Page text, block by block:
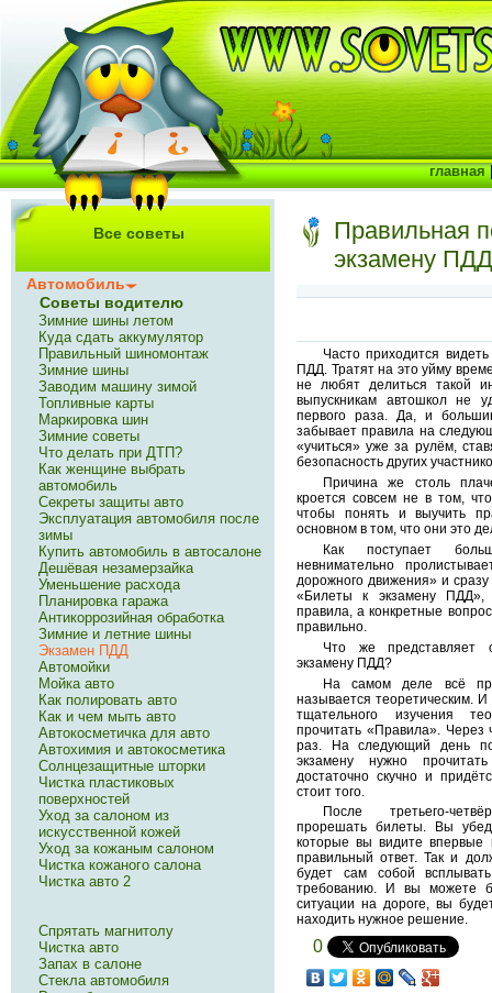
Правильная
экзамену
Часто приходится
ПДД. Тратят на это уйму
не любят делиться такой
выпускникам автошкол не
первого раза. Да, и
забывает правила на
«учиться» уже за рулём,
безопасность других
Причина же столь
кроется совсем не в том,
чтобы понять и выучить
основном в том, что они это
Как поступает
невнимательно
дорожного движения» и
«Билеты к экзамену
правила, а конкретные
правильно.
Что же представляет
экзамену ПДД?
На самом деле всё
называется теоретическим. И
тщательного изучения
прочитать «Правила».
раз. На следующий день
экзамену нужно
достаточно скучно и
стоит того.
После третьего-
прорешать билеты. Вы
которые вы видите впервые
правильный ответ. Так и
будет сам собой
требованию. И вы можете
ситуации на дороге, вы
находить нужное решение.
0
Все советы
Автомобиль
Советы водителю
Зимние шины летом
Куда сдать аккумулятор
Правильный шиномонтаж
Зимние шины
Заводим машину зимой
Топливные карты
Маркировка шин
Зимние советы
Что делать при ДТП?
Как женщине выбрать
автомобиль
Секреты защиты авто
Эксплуатация автомобиля после
зимы
Купить автомобиль в автосалоне
Дешёвая незамерзайка
Уменьшение расхода
Планировка гаража
Антикоррозийная обработка
Зимние и летние шины
Экзамен ПДД
Автомойки
Мойка авто
Как полировать авто
Как и чем мыть авто
Автокосметичка для авто
Автохимия и автокосметика
Солнцезащитные шторки
Чистка пластиковых
поверхностей
Уход за салоном из
искусственной кожей
Уход за кожаным салоном
Чистка кожаного салона
Чистка авто 2
Спрятать магнитолу
Чистка авто
Запах в салоне
Стекла автомобиля
главная